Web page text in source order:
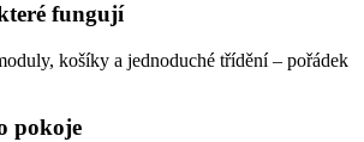
fungují
košíky a jednoduché třídění – pořádek
pokoje